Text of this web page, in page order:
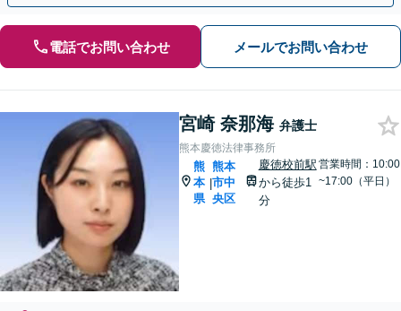
電話でお問い合わせ メールでお問い合わせ
宮崎 奈那海 弁護士
熊本慶徳法律事務所
熊
本
県
|
熊本
市中
央区
慶徳校前駅
から徒歩1
分
営業時間：10:00
~17:00（平日）